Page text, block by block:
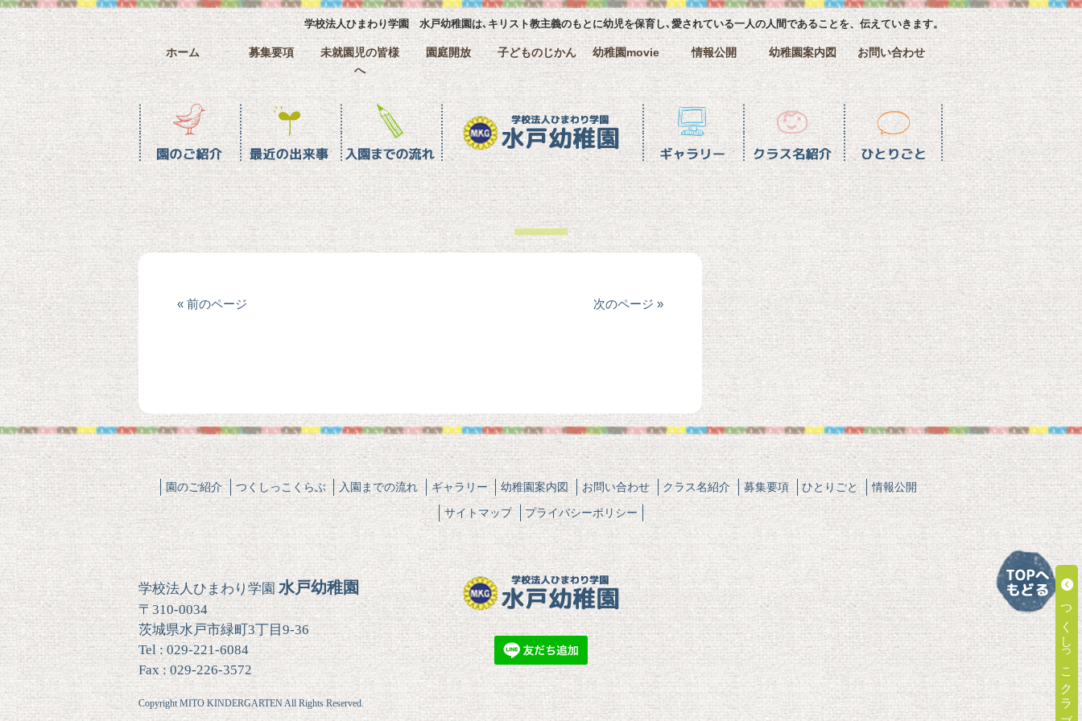
学校法人ひまわり学園 水戸幼稚園は､キリスト教主義のもとに幼児を保育し､愛されている一人の人間であることを、伝えていきます。
ホーム 募集要項
未就園児の皆様
へ
園庭開放 子どものじかん 幼稚園movie 情報公開 幼稚園案内図 お問い合わせ
園のご紹介 最近の水戸幼稚園 入園までの流れホーム ギャラリー クラス名紹介 ひとりごと一覧
« 前のページ 次のページ »
つくしっこクラブ
園のご紹介 つくしっこくらぶ 入園までの流れ ギャラリー 幼稚園案内図 お問い合わせ クラス名紹介 募集要項 ひとりごと
情報公開
サイトマップ
プライバシーポリシー
学校法人ひまわり学園 水戸幼稚園
〒310-0034
茨城県水戸市緑町3丁目9-36
Tel : 029-221-6084
Fax : 029-226-3572
Copyright MITO KINDERGARTEN All Rights Reserved.